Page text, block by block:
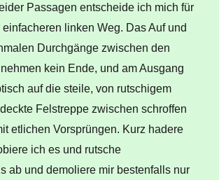
Passagen entscheide ich mich für
linken Weg. Das Auf und
Durchgänge zwischen den
kein Ende, und am Ausgang
auf die steile, von rutschigem
Felstreppe zwischen schroffen
etlichen Vorsprüngen. Kurz hadere
ich es und rutsche
ab und demoliere mir bestenfalls nur